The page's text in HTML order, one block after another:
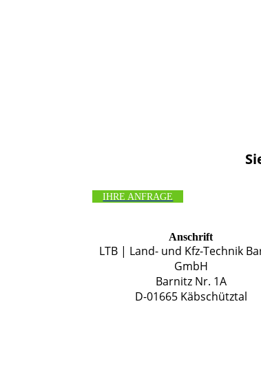
IHRE ANFRAGE
Anschrift
LTB | Land- und Kfz-Technik
GmbH
Barnitz Nr. 1A
D-01665 Käbschütztal